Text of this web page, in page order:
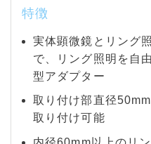
特徴
実体顕微鏡とリング
で、リング照明を自
型アダプター
取り付け部直径
取り付け可能